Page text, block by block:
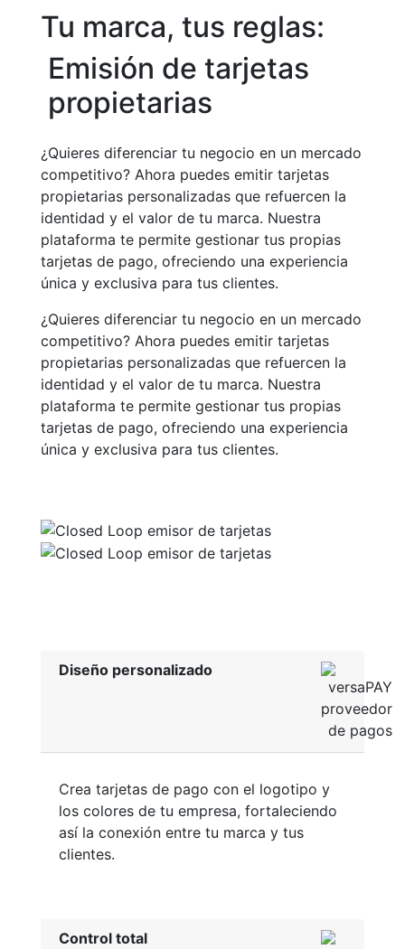
Tu marca, tus reglas:
Emisión de tarjetas
propietarias
¿Quieres diferenciar tu negocio en un mercado
competitivo? Ahora puedes emitir tarjetas
propietarias personalizadas que refuercen la
identidad y el valor de tu marca. Nuestra
plataforma te permite gestionar tus propias
tarjetas de pago, ofreciendo una experiencia
única y exclusiva para tus clientes.
¿Quieres diferenciar tu negocio en un mercado
competitivo? Ahora puedes emitir tarjetas
propietarias personalizadas que refuercen la
identidad y el valor de tu marca. Nuestra
plataforma te permite gestionar tus propias
tarjetas de pago, ofreciendo una experiencia
única y exclusiva para tus clientes.
Diseño personalizado
Crea tarjetas de pago con el logotipo y
los colores de tu empresa, fortaleciendo
así la conexión entre tu marca y tus
clientes.
Control total